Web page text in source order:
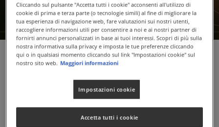
Rassegna stampa
Cliccando sul pulsante "Accetta tutti i cookie" acconsenti all'utilizzo di
cookie di prima e terza parte (o tecnologie simili) al fine di migliorare la
tua esperienza di navigazione web, fare valutazioni sui nostri utenti,
raccogliere informazioni utili per consentire a noi e ai nostri partner di
fornirti annunci personalizzati in base ai tuoi interessi. Scopri di più sulla
nostra informativa sulla privacy e imposta le tue preferenze cliccando
qui o in qualsiasi momento cliccando sul link "Impostazioni cookie" sul
nostro sito web. Maggiori informazioni
Impostazioni cookie
Accetta tutti i cookie